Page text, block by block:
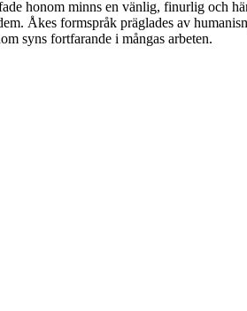
honom minns en vänlig, finurlig och
Åkes formspråk präglades av
syns fortfarande i mångas arbeten.